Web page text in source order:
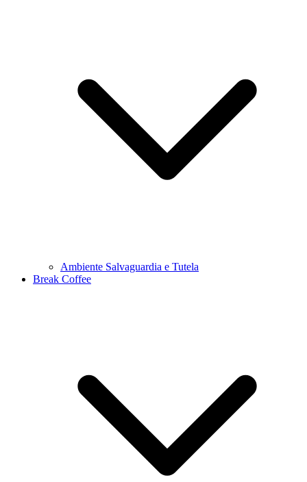
Ambiente Salvaguardia e Tutela
Break Coffee